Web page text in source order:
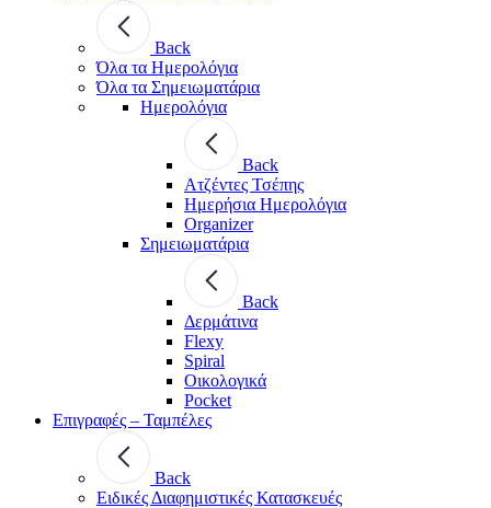
Back
Όλα τα Ημερολόγια
Όλα τα Σημειωματάρια
Ημερολόγια
Back
Ατζέντες Τσέπης
Ημερήσια Ημερολόγια
Organizer
Σημειωματάρια
Back
Δερμάτινα
Flexy
Spiral
Οικολογικά
Pocket
Επιγραφές – Ταμπέλες
Back
Ειδικές Διαφημιστικές Κατασκευές